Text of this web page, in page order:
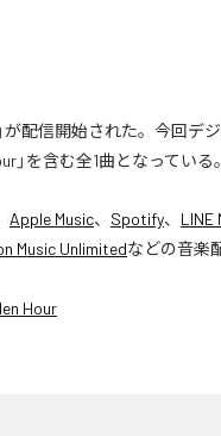
が配信開始された。今回デ
」を含む全1曲となっている。
Apple Music、 Spotify、 LINE
Music Unlimitedなどの音楽
Hour